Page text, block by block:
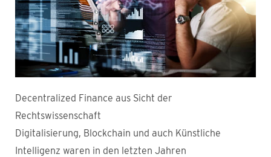
Decentralized Finance aus Sicht der
Rechtswissenschaft
Digitalisierung, Blockchain und auch Künstliche
Intelligenz waren in den letzten Jahren